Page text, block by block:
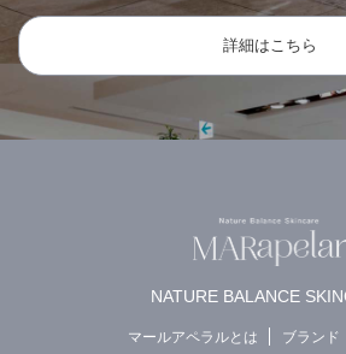
詳細はこちら
NATURE BALANCE
マールアペラルとは ブランド